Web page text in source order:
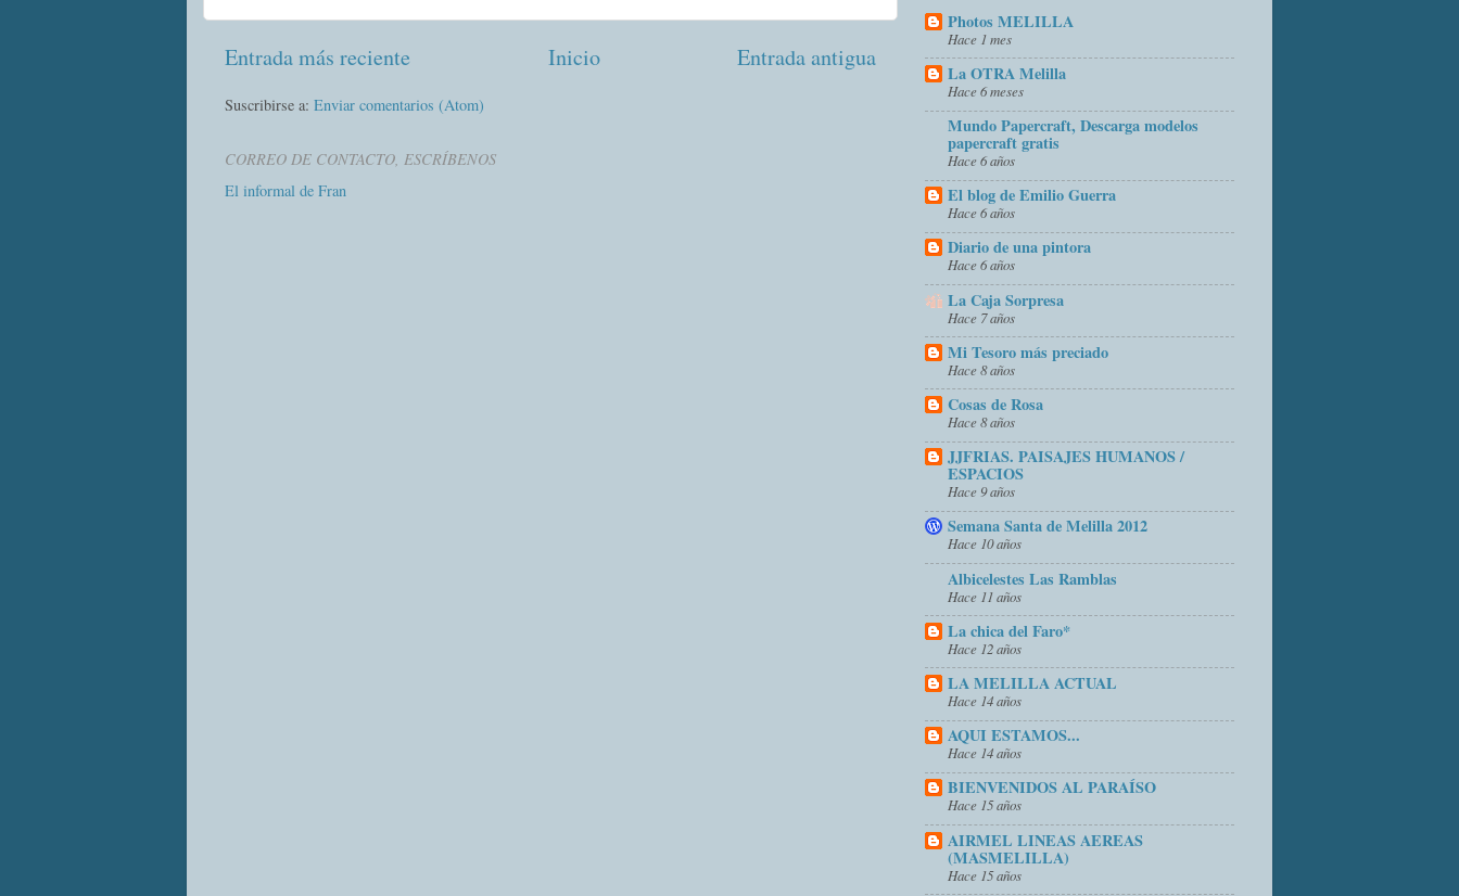
Entrada más reciente Entrada antigua
Inicio
Suscribirse a: Enviar comentarios (Atom)
CORREO DE CONTACTO, ESCRÍBENOS
El informal de Fran
Photos MELILLA
Hace 1 mes
La OTRA Melilla
Hace 6 meses
Mundo Papercraft, Descarga modelos
papercraft gratis
Hace 6 años
El blog de Emilio Guerra
Hace 6 años
Diario de una pintora
Hace 6 años
La Caja Sorpresa
Hace 7 años
Mi Tesoro más preciado
Hace 8 años
Cosas de Rosa
Hace 8 años
JJFRIAS. PAISAJES HUMANOS /
ESPACIOS
Hace 9 años
Semana Santa de Melilla 2012
Hace 10 años
Albicelestes Las Ramblas
Hace 11 años
La chica del Faro*
Hace 12 años
LA MELILLA ACTUAL
Hace 14 años
AQUI ESTAMOS...
Hace 14 años
BIENVENIDOS AL PARAÍSO
Hace 15 años
AIRMEL LINEAS AEREAS
(MASMELILLA)
Hace 15 años